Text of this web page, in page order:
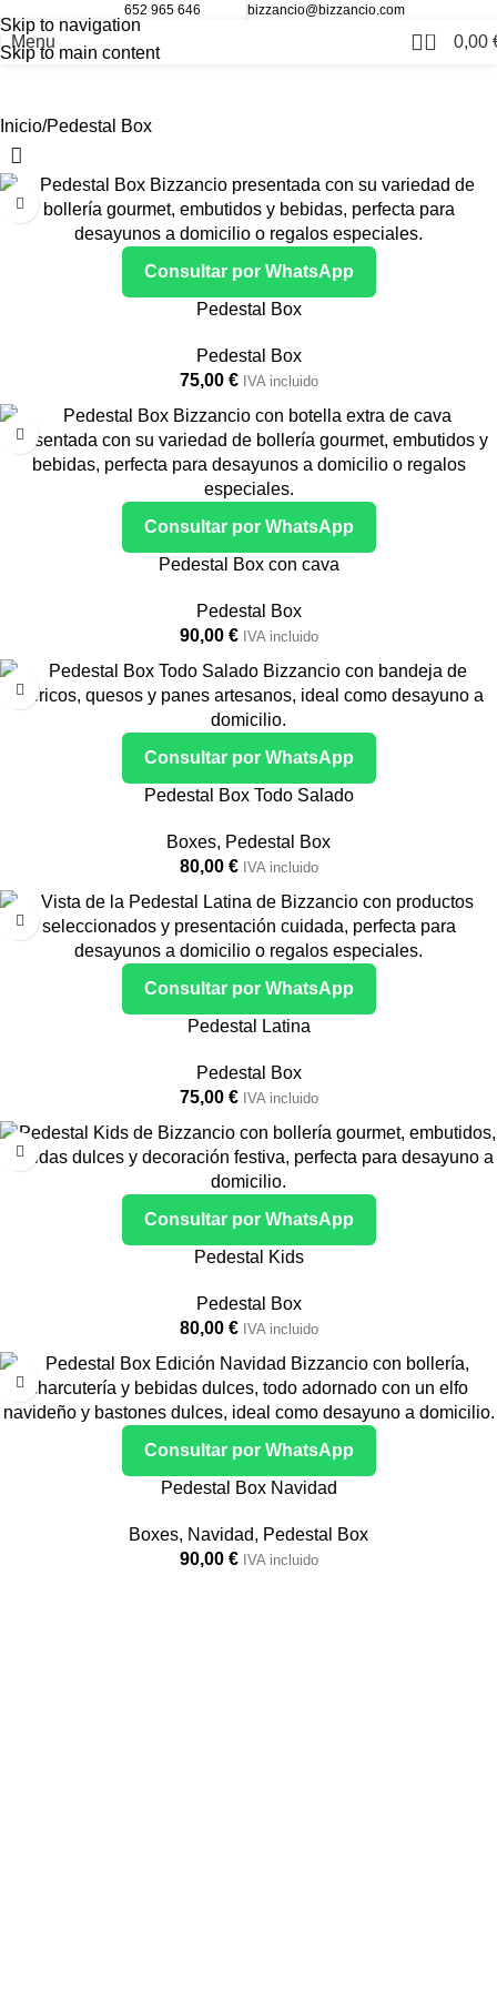
Skip to navigation
Skip to main content
652 965 646 bizzancio@bizzancio.com
Menu 0 0,00
Inicio Pedestal Box
Consultar por WhatsApp
Pedestal Box
Pedestal Box
75,00 € IVA incluido
Consultar por WhatsApp
Pedestal Box con cava
Pedestal Box
90,00 € IVA incluido
Consultar por WhatsApp
Pedestal Box Todo Salado
Boxes, Pedestal Box
80,00 € IVA incluido
Consultar por WhatsApp
Pedestal Latina
Pedestal Box
75,00 € IVA incluido
Consultar por WhatsApp
Pedestal Kids
Pedestal Box
80,00 € IVA incluido
Consultar por WhatsApp
Pedestal Box Navidad
Boxes, Navidad, Pedestal Box
90,00 € IVA incluido